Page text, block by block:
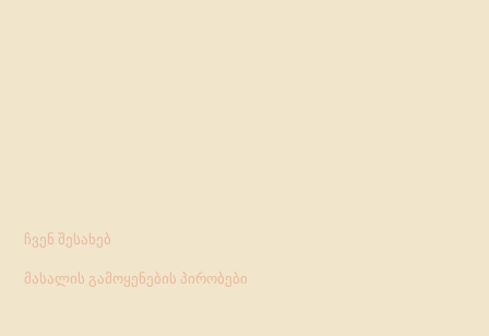
ჩვენ შესახებ
მასალის გამოყენების პირობები